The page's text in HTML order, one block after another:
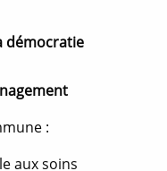
démocratie
:
aux soins